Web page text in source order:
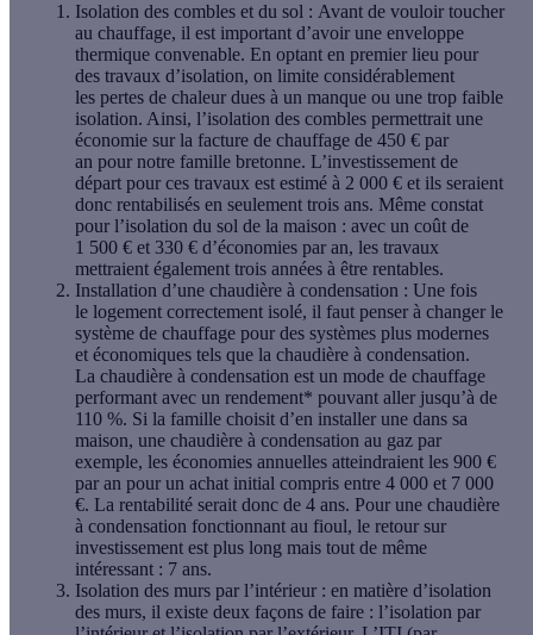
Isolation des combles et du sol : Avant de vouloir toucher
au chauffage, il est important d’avoir une enveloppe
thermique convenable. En optant en premier lieu pour
des travaux d’isolation, on limite considérablement
les pertes de chaleur dues à un manque ou une trop faible
isolation. Ainsi, l’isolation des combles permettrait une
économie sur la facture de chauffage de 450 € par
an pour notre famille bretonne. L’investissement de
départ pour ces travaux est estimé à 2 000 € et ils seraient
donc rentabilisés en seulement trois ans. Même constat
pour l’isolation du sol de la maison : avec un coût de
1 500 € et 330 € d’économies par an, les travaux
mettraient également trois années à être rentables.
Installation d’une chaudière à condensation : Une fois
le logement correctement isolé, il faut penser à changer le
système de chauffage pour des systèmes plus modernes
et économiques tels que la chaudière à condensation.
La chaudière à condensation est un mode de chauffage
performant avec un rendement* pouvant aller jusqu’à de
110 %. Si la famille choisit d’en installer une dans sa
maison, une chaudière à condensation au gaz par
exemple, les économies annuelles atteindraient les 900 €
par an pour un achat initial compris entre 4 000 et 7 000
€. La rentabilité serait donc de 4 ans. Pour une chaudière
à condensation fonctionnant au fioul, le retour sur
investissement est plus long mais tout de même
intéressant : 7 ans.
Isolation des murs par l’intérieur : en matière d’isolation
des murs, il existe deux façons de faire : l’isolation par